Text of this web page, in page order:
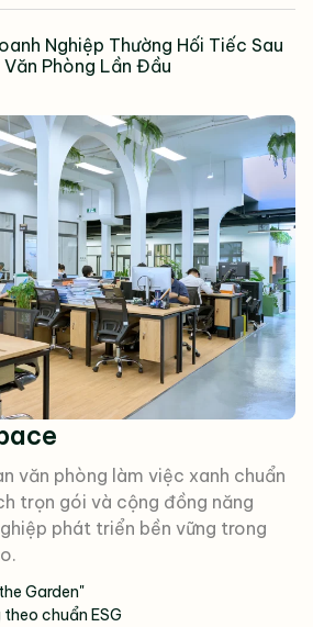
Nghiệp Thường Hối Tiếc Sau
Văn Phòng Lần Đầu
văn phòng làm việc xanh chuẩn
trọn gói và cộng đồng năng
phát triển bền vững trong
Garden"
chuẩn ESG